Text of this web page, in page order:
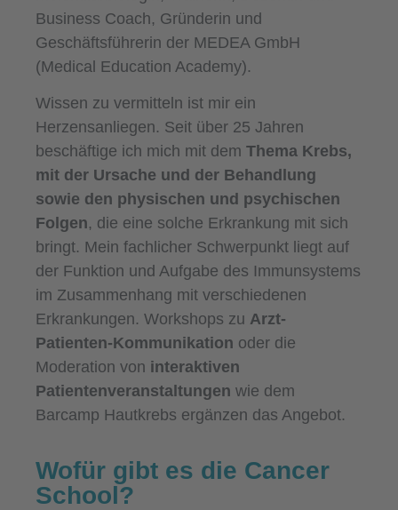
Business Coach, Gründerin und
Geschäftsführerin der MEDEA GmbH
(Medical Education Academy).
Wissen zu vermitteln ist mir ein
Herzensanliegen. Seit über 25 Jahren
beschäftige ich mich mit dem Thema Krebs,
mit der Ursache und der Behandlung
sowie den physischen und psychischen
Folgen, die eine solche Erkrankung mit sich
bringt. Mein fachlicher Schwerpunkt liegt auf
der Funktion und Aufgabe des Immunsystems
im Zusammenhang mit verschiedenen
Erkrankungen. Workshops zu Arzt-
Patienten-Kommunikation oder die
Moderation von interaktiven
Patientenveranstaltungen wie dem
Barcamp Hautkrebs ergänzen das Angebot.
Wofür gibt es die Cancer
School?